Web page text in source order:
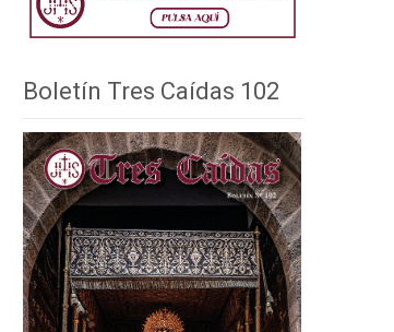
Boletín Tres Caídas 102